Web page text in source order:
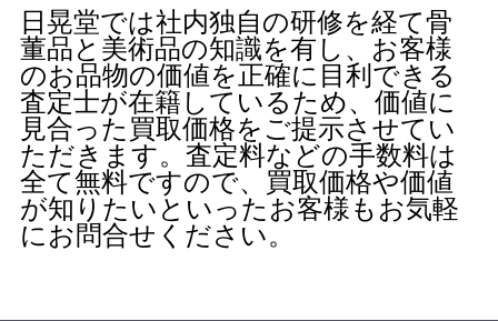
日晃堂では社内独自の研修を経て骨
董品と美術品の知識を有し、お客様
のお品物の価値を正確に目利できる
査定士が在籍しているため、価値に
見合った買取価格をご提示させてい
ただきます。査定料などの手数料は
全て無料ですので、買取価格や価値
が知りたいといったお客様もお気軽
にお問合せください。